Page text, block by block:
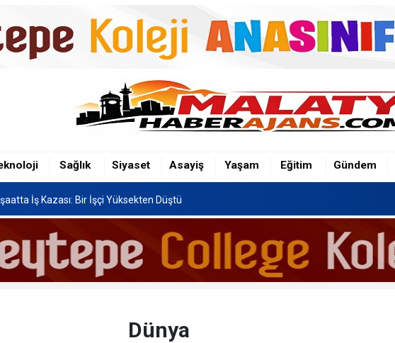
Sağlık Siyaset Asayiş Yaşam Eğitim Gündem
İş Kazası: Bir İşçi Yüksekten Düştü
8-16 Ağustos'ta Yapılacak
İş Kazası: Bir İşçi Yüksekten Düştü
Kamyonu TOKİ Konutlarına Çarptı
Dünya